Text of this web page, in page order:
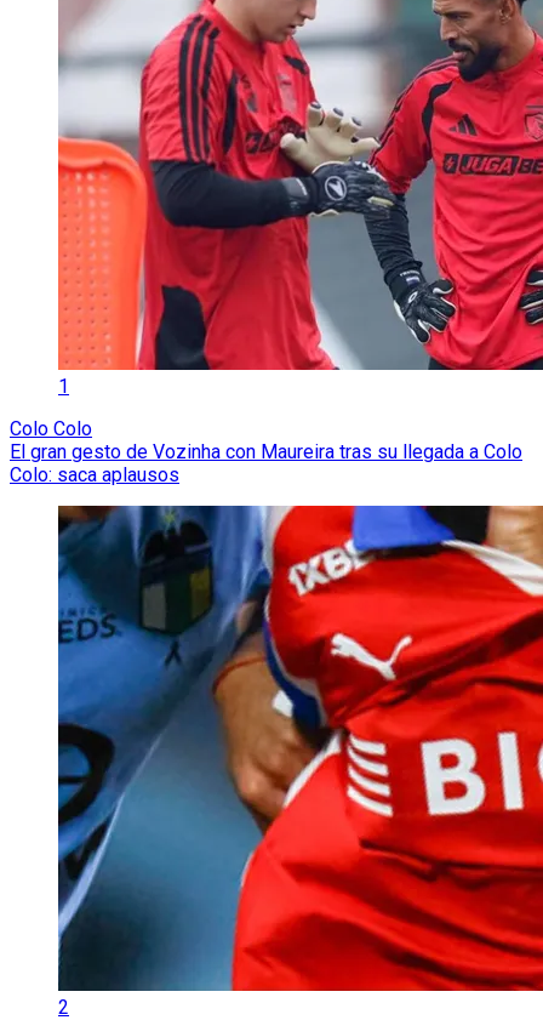
1
Colo Colo
El gran gesto de Vozinha con Maureira tras su llegada a Colo
Colo: saca aplausos
2